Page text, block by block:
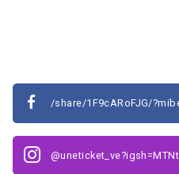
/share/1F9cARoFJG/